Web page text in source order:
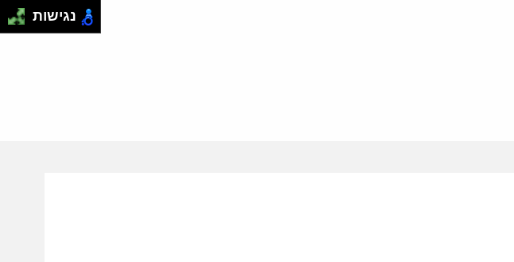
נגישות